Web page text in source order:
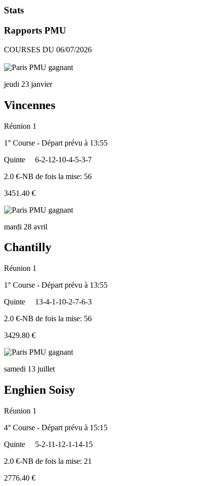
Stats
Rapports PMU
COURSES DU 06/07/2026
jeudi 23 janvier
Vincennes
Réunion 1
1° Course - Départ prévu à 13:55
Quinte
6-2-12-10-4-5-3-7
2.0 €-NB de fois la mise: 56
3451.40 €
mardi 28 avril
Chantilly
Réunion 1
1° Course - Départ prévu à 13:55
Quinte
13-4-1-10-2-7-6-3
2.0 €-NB de fois la mise: 56
3429.80 €
samedi 13 juillet
Enghien Soisy
Réunion 1
4° Course - Départ prévu à 15:15
Quinte
5-2-11-12-1-14-15
2.0 €-NB de fois la mise: 21
2776.40 €